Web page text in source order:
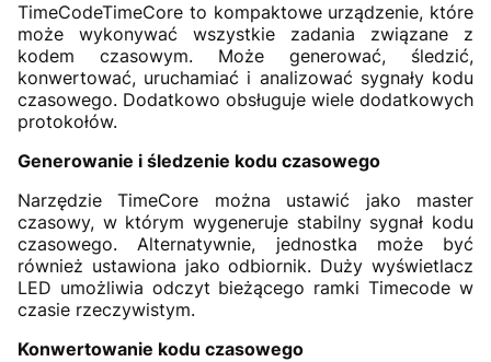
TimeCodeTimeCore to kompaktowe urządzenie, które
może wykonywać wszystkie zadania związane z
kodem czasowym. Może generować, śledzić,
konwertować, uruchamiać i analizować sygnały kodu
czasowego. Dodatkowo obsługuje wiele dodatkowych
protokołów.
Generowanie i śledzenie kodu czasowego
Narzędzie TimeCore można ustawić jako master
czasowy, w którym wygeneruje stabilny sygnał kodu
czasowego. Alternatywnie, jednostka może być
również ustawiona jako odbiornik. Duży wyświetlacz
LED umożliwia odczyt bieżącego ramki Timecode w
czasie rzeczywistym.
Konwertowanie kodu czasowego